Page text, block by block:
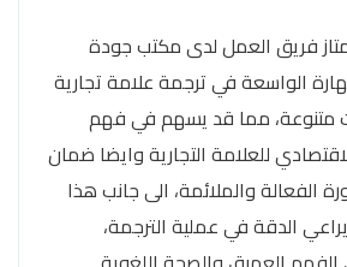
فريق العمل لدى مكتب جودة
الواسعة في ترجمة علامة تجارية
متنوعة، مما قد يسهم في فهم
للعلامة التجارية وايضا ضمان
الفعالة والملائمة، الى جانب هذا
الدقة في عملية الترجمة،